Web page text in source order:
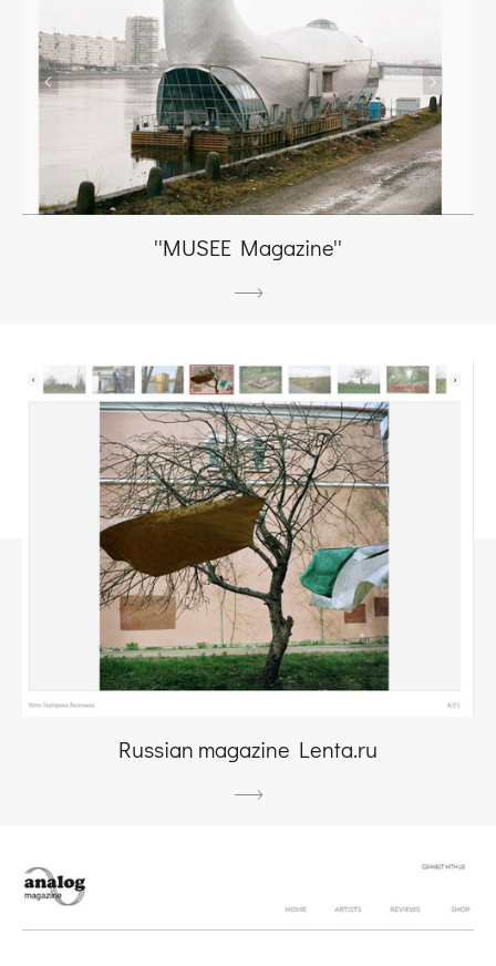
''MUSEE Magazine''
Russian magazine Lenta.ru